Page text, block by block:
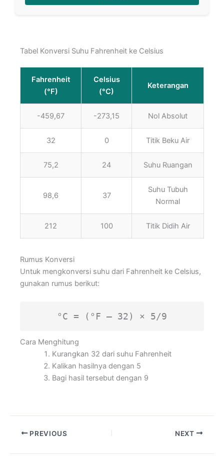
Tabel Konversi Suhu Fahrenheit ke Celsius
Fahrenheit
(°F)
Celsius
(°C)
Keterangan
-459,67 -273,15 Nol Absolut
32 0 Titik Beku Air
75,2 24 Suhu Ruangan
98,6 37
Suhu Tubuh
Normal
212 100 Titik Didih Air
Rumus Konversi
Untuk mengkonversi suhu dari Fahrenheit ke Celsius,
gunakan rumus berikut:
°C = (°F – 32) × 5/9
Cara Menghitung
Kurangkan 32 dari suhu Fahrenheit
Kalikan hasilnya dengan 5
Bagi hasil tersebut dengan 9
PREVIOUS NEXT